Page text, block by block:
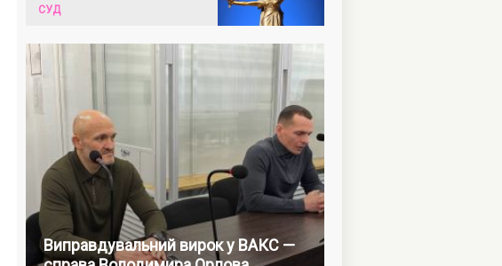
СУД
Виправдувальний вирок у ВАКС —